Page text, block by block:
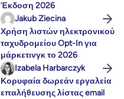
Έκδοση 2026
Jakub Ziecina
Χρήση λιστών ηλεκτρονικού
ταχυδρομείου Opt-In για
μάρκετινγκ το 2026
Izabela Harbarczyk
Κορυφαία δωρεάν εργαλεία
επαλήθευσης λίστας email